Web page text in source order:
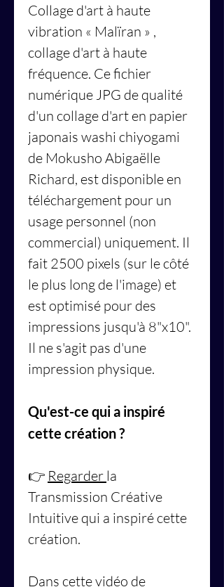
Collage d'art à haute
vibration « Malïran » ,
collage d'art à haute
fréquence. Ce fichier
numérique JPG de qualité
d'un collage d'art en papier
japonais washi chiyogami
de Mokusho Abigaëlle
Richard, est disponible en
téléchargement pour un
usage personnel (non
commercial) uniquement. Il
fait 2500 pixels (sur le côté
le plus long de l'image) et
est optimisé pour des
impressions jusqu'à 8"x10".
Il ne s'agit pas d'une
impression physique.
Qu'est-ce qui a inspiré
cette création ?
👉 Regarder la
Transmission Créative
Intuitive qui a inspiré cette
création.
Dans cette vidéo de